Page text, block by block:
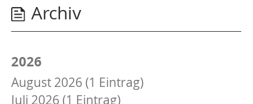
Archiv
2026
August 2026 (1 Eintrag)
Juli 2026 (1 Eintrag)